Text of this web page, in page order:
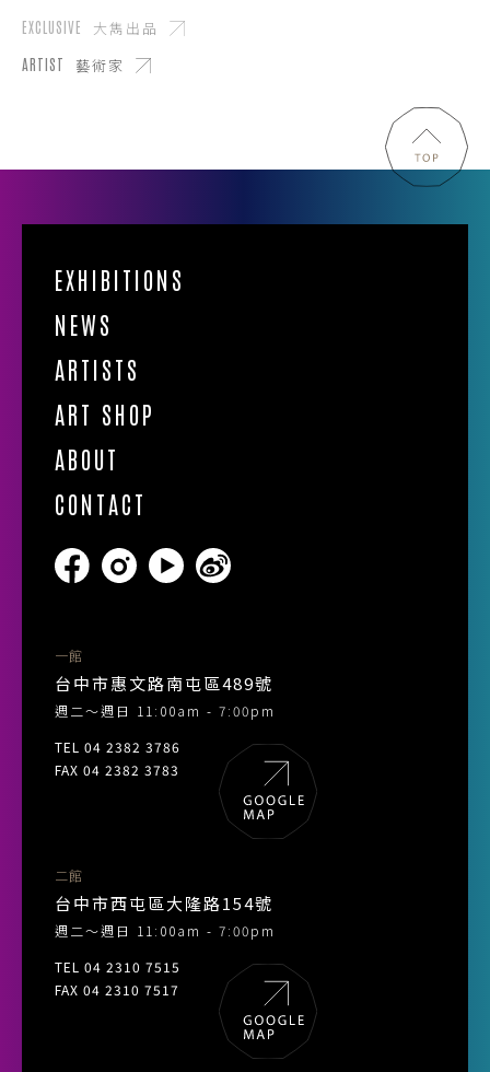
EXCLUSIVE 大雋出品
ARTIST 藝術家
EXHIBITIONS
NEWS
ARTISTS
ART SHOP
ABOUT
CONTACT
一館
台中市惠文路南屯區489號
週二～週日 11:00am - 7:00pm
TEL 04 2382 3786
FAX 04 2382 3783
二館
台中市西屯區大隆路154號
週二～週日 11:00am - 7:00pm
TEL 04 2310 7515
FAX 04 2310 7517